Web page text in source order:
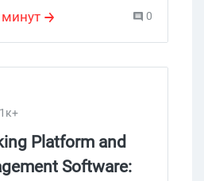
открывает для
в 2026 году.
0
1к+
Platform and
Software: